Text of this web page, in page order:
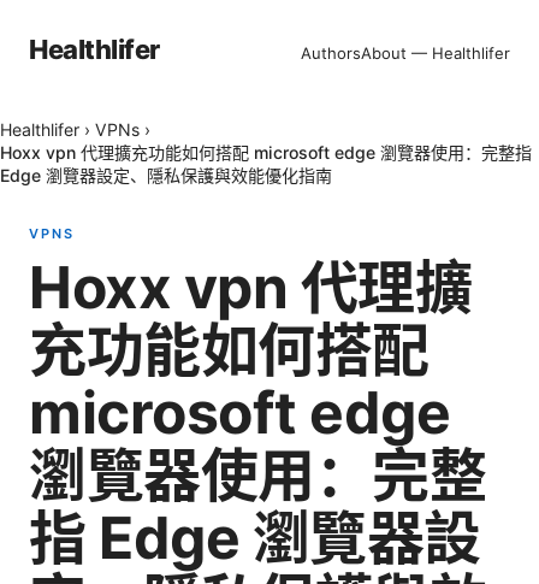
Healthlifer AuthorsAbout — Healthlifer
Healthlifer › VPNs ›
Hoxx vpn 代理擴充功能如何搭配 microsoft edge 瀏覽器使用：完整指
Edge 瀏覽器設定、隱私保護與效能優化指南
VPNS
Hoxx vpn 代理擴
充功能如何搭配
microsoft edge
瀏覽器使用：完整
指 Edge 瀏覽器設